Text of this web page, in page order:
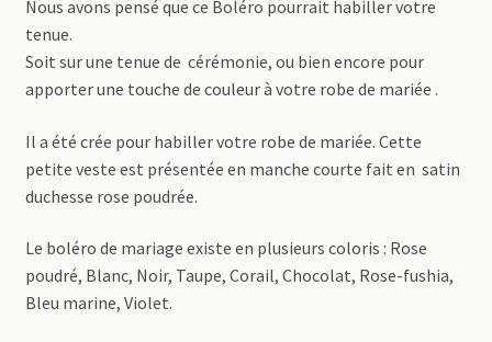
Nous avons pensé que ce Boléro pourrait habiller votre
tenue.
Soit sur une tenue de cérémonie, ou bien encore pour
apporter une touche de couleur à votre robe de mariée .
Il a été crée pour habiller votre robe de mariée. Cette
petite veste est présentée en manche courte fait en satin
duchesse rose poudrée.
Le boléro de mariage existe en plusieurs coloris : Rose
poudré, Blanc, Noir, Taupe, Corail, Chocolat, Rose-fushia,
Bleu marine, Violet.